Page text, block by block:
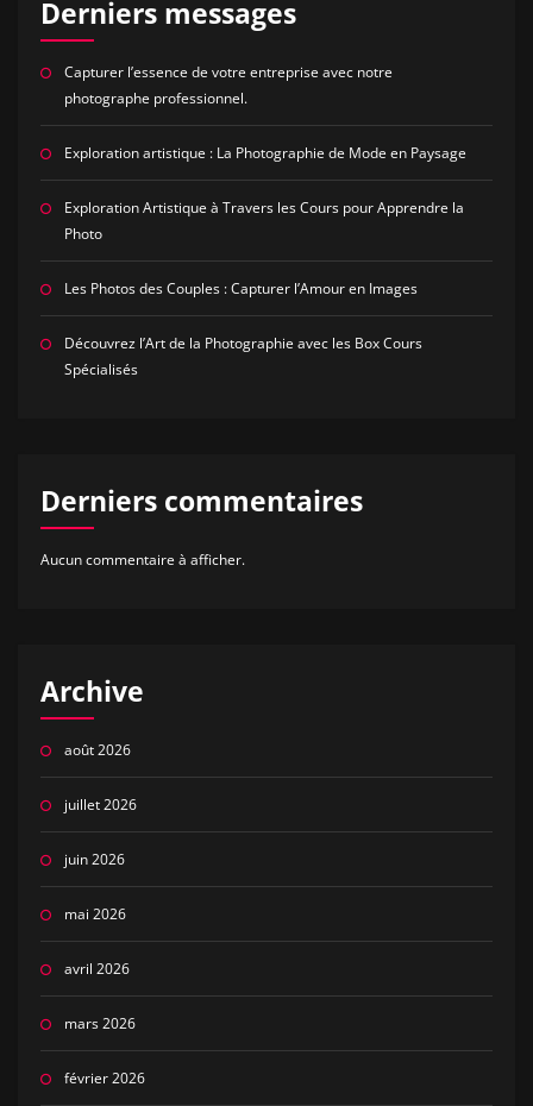
Derniers messages
Capturer l’essence de votre entreprise avec notre
photographe professionnel.
Exploration artistique : La Photographie de Mode en Paysage
Exploration Artistique à Travers les Cours pour Apprendre la
Photo
Les Photos des Couples : Capturer l’Amour en Images
Découvrez l’Art de la Photographie avec les Box Cours
Spécialisés
Derniers commentaires
Aucun commentaire à afficher.
Archive
août 2026
juillet 2026
juin 2026
mai 2026
avril 2026
mars 2026
février 2026